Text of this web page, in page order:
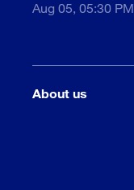
Aug 05, 05:30 PM
About us